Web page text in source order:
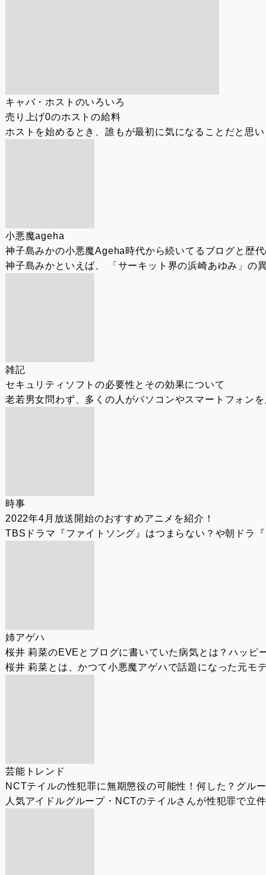
キャバ・ホストのいろいろ
売り上げ0のホストの給料
ホストを始めるとき、誰もが最初に気になることだと思
小悪魔ageha
神子島みかの小悪魔Ageha時代から続いてるブログと歴
神子島みかといえば、 「サーキット界の浜崎あゆみ」の
雑記
セキュリティソフトの必要性とその効果について
老若男女問わず、多くの人がパソコンやスマートフォン
時事
2022年4月放送開始のおすすめアニメを紹介！
TBSドラマ『ファイトソング』はつまらない？や朝ドラ
姉アゲハ
桜井 莉菜のEVEとブログに書いていた病気とは？ハッピ
桜井 莉菜とは、かつて小悪魔アゲハで話題になった元モ
芸能トレンド
NCTテイルの性犯罪に無期懲役の可能性！何した？グル
人気アイドルグループ・NCTのテイルさんが性犯罪で立